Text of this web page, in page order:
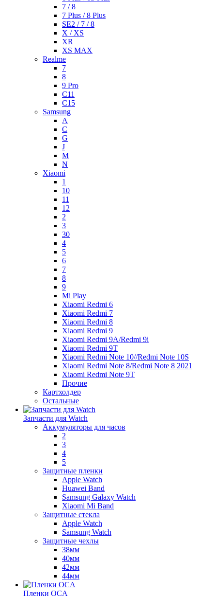
7 / 8
7 Plus / 8 Plus
SE2 / 7 / 8
X / XS
XR
XS MAX
Realme
7
8
9 Pro
C11
C15
Samsung
A
C
G
J
M
N
Xiaomi
1
10
11
12
2
3
30
4
5
6
7
8
9
Mi Play
Xiaomi Redmi 6
Xiaomi Redmi 7
Xiaomi Redmi 8
Xiaomi Redmi 9
Xiaomi Redmi 9A/Redmi 9i
Xiaomi Redmi 9T
Xiaomi Redmi Note 10//Redmi Note 10S
Xiaomi Redmi Note 8/Redmi Note 8 2021
Xiaomi Redmi Note 9T
Прочие
Картхолдер
Остальные
Запчасти для Watch
Аккумуляторы для часов
2
3
4
5
Защитные пленки
Apple Watch
Huawei Band
Samsung Galaxy Watch
Xiaomi Mi Band
Защитные стекла
Apple Watch
Samsung Watch
Защитные чехлы
38мм
40мм
42мм
44мм
Пленки OCA